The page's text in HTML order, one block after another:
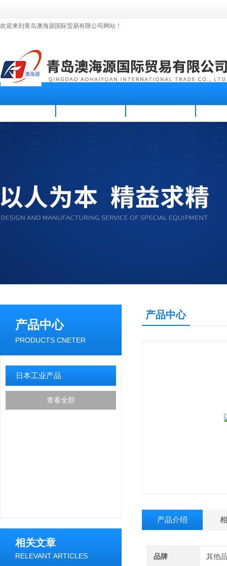
欢迎来到青岛澳海源国际贸易有限公司网站！
产品中心
PRODUCTS CNETER
日本工业产品
查看全部
相关文章
RELEVANT ARTICLES
产品中心
产品介绍
品牌 其他